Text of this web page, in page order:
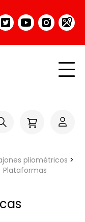
pliométricos
Plataformas